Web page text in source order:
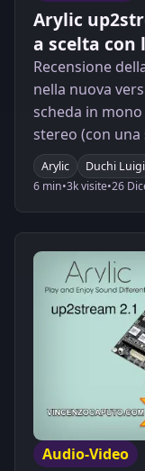
Arylic
a scelta con
Recensione
nella nuova
scheda in
stereo (con
configurazione
altoparlante per
Arylic Duchi Luigi
6 min•3k visite•26
Audio-Video